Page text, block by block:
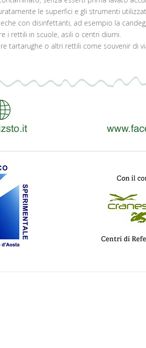
le superfici e gli strumenti
con disinfettanti, ad esempio la
i rettili in scuole, asili o centri diurni.
tartarughe o altri rettili come souvenir di